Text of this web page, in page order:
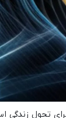
تحول زندگی